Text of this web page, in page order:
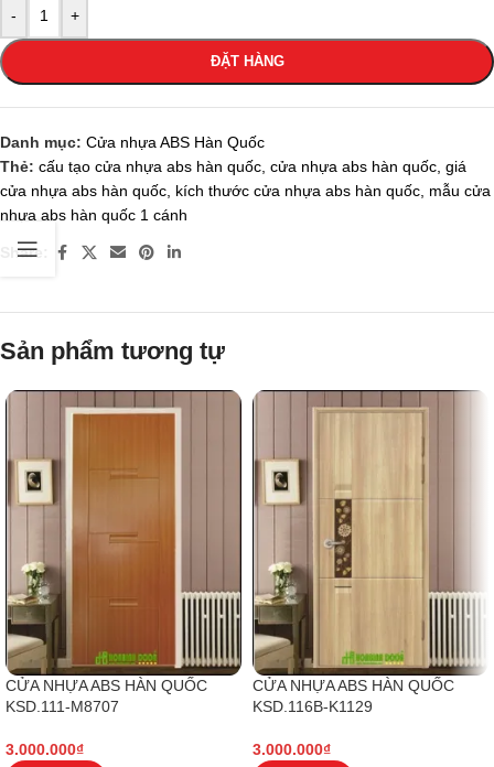
- +
ĐẶT HÀNG
Danh mục: Cửa nhựa ABS Hàn Quốc
Thẻ: cấu tạo cửa nhựa abs hàn quốc cửa nhựa abs hàn quốc giá
cửa nhựa abs hàn quốc kích thước cửa nhựa abs hàn quốc mẫu cửa
nhựa abs hàn quốc 1 cánh
Share:
Sản phẩm tương tự
CỬA NHỰA ABS HÀN QUỐC
KSD.111-M8707
3.000.000₫
CỬA NHỰA ABS HÀN QUỐC
KSD.116B-K1129
3.000.000₫